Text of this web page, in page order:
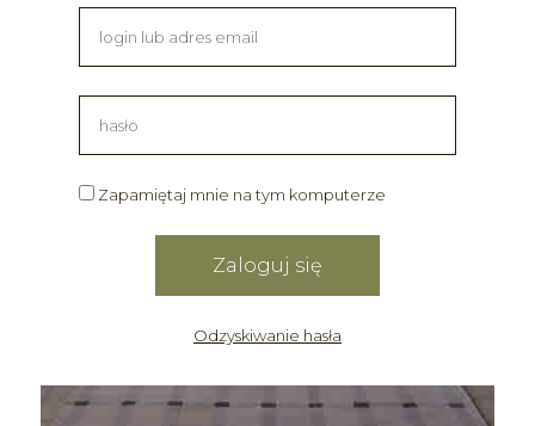
Zapamiętaj mnie na tym komputerze
Odzyskiwanie hasła